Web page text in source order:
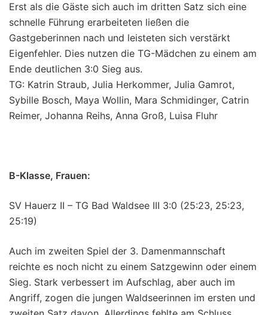
Erst als die Gäste sich auch im dritten Satz sich eine
schnelle Führung erarbeiteten ließen die
Gastgeberinnen nach und leisteten sich verstärkt
Eigenfehler. Dies nutzen die TG-Mädchen zu einem am
Ende deutlichen 3:0 Sieg aus.
TG: Katrin Straub, Julia Herkommer, Julia Gamrot,
Sybille Bosch, Maya Wollin, Mara Schmidinger, Catrin
Reimer, Johanna Reihs, Anna Groß, Luisa Fluhr
B-Klasse, Frauen:
SV Hauerz II – TG Bad Waldsee III 3:0 (25:23, 25:23,
25:19)
Auch im zweiten Spiel der 3. Damenmannschaft
reichte es noch nicht zu einem Satzgewinn oder einem
Sieg. Stark verbessert im Aufschlag, aber auch im
Angriff, zogen die jungen Waldseerinnen im ersten und